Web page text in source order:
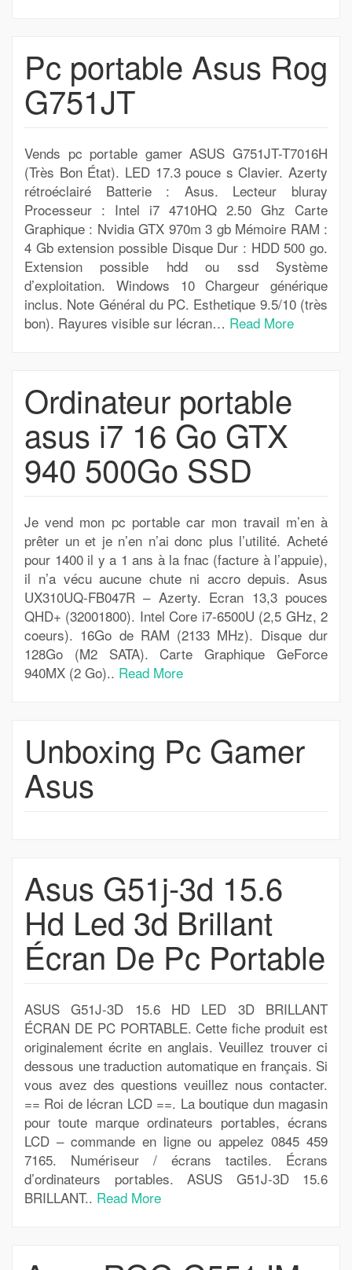
Pc portable Asus Rog
G751JT
Vends pc portable gamer ASUS G751JT-T7016H
(Très Bon État). LED 17.3 pouce s Clavier. Azerty
rétroéclairé Batterie : Asus. Lecteur bluray
Processeur : Intel i7 4710HQ 2.50 Ghz Carte
Graphique : Nvidia GTX 970m 3 gb Mémoire RAM :
4 Gb extension possible Disque Dur : HDD 500 go.
Extension possible hdd ou ssd Système
d’exploitation. Windows 10 Chargeur générique
inclus. Note Général du PC. Esthetique 9.5/10 (très
bon). Rayures visible sur lécran… Read More
Ordinateur portable
asus i7 16 Go GTX
940 500Go SSD
Je vend mon pc portable car mon travail m’en à
prêter un et je n’en n’ai donc plus l’utilité. Acheté
pour 1400 il y a 1 ans à la fnac (facture à l’appuie),
il n’a vécu aucune chute ni accro depuis. Asus
UX310UQ-FB047R – Azerty. Ecran 13,3 pouces
QHD+ (32001800). Intel Core i7-6500U (2,5 GHz, 2
coeurs). 16Go de RAM (2133 MHz). Disque dur
128Go (M2 SATA). Carte Graphique GeForce
940MX (2 Go).. Read More
Unboxing Pc Gamer
Asus
Asus G51j-3d 15.6
Hd Led 3d Brillant
Écran De Pc Portable
ASUS G51J-3D 15.6 HD LED 3D BRILLANT
ÉCRAN DE PC PORTABLE. Cette fiche produit est
originalement écrite en anglais. Veuillez trouver ci
dessous une traduction automatique en français. Si
vous avez des questions veuillez nous contacter.
== Roi de lécran LCD ==. La boutique dun magasin
pour toute marque ordinateurs portables, écrans
LCD – commande en ligne ou appelez 0845 459
7165. Numériseur / écrans tactiles. Écrans
d’ordinateurs portables. ASUS G51J-3D 15.6
BRILLANT.. Read More